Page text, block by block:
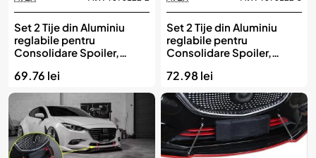
Set 2 Tije din Aluminiu
reglabile pentru
Consolidare Spoiler,
Rosu
69.76 lei
Set 2 Tije din Aluminiu
reglabile pentru
Consolidare Spoiler,
Rosu
72.98 lei